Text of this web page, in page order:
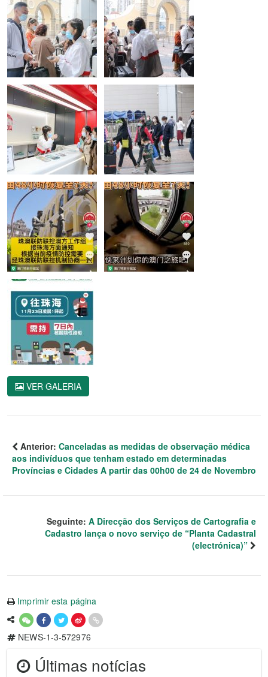
VER GALERIA
Anterior: Canceladas as medidas de observação médica
aos indivíduos que tenham estado em determinadas
Províncias e Cidades A partir das 00h00 de 24 de Novembro
Seguinte: A Direcção dos Serviços de Cartografia e
Cadastro lança o novo serviço de “Planta Cadastral
(electrónica)”
Imprimir esta página
NEWS-1-3-572976
Últimas notícias